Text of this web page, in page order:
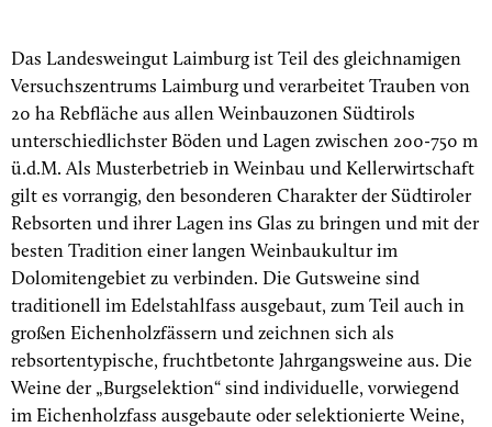
Das Landesweingut Laimburg ist Teil des gleichnamigen
Versuchszentrums Laimburg und verarbeitet Trauben von
20 ha Rebfläche aus allen Weinbauzonen Südtirols
unterschiedlichster Böden und Lagen zwischen 200-750 m
ü.d.M. Als Musterbetrieb in Weinbau und Kellerwirtschaft
gilt es vorrangig, den besonderen Charakter der Südtiroler
Rebsorten und ihrer Lagen ins Glas zu bringen und mit der
besten Tradition einer langen Weinbaukultur im
Dolomitengebiet zu verbinden. Die Gutsweine sind
traditionell im Edelstahlfass ausgebaut, zum Teil auch in
großen Eichenholzfässern und zeichnen sich als
rebsortentypische, fruchtbetonte Jahrgangsweine aus. Die
Weine der „Burgselektion“ sind individuelle, vorwiegend
im Eichenholzfass ausgebaute oder selektionierte Weine,